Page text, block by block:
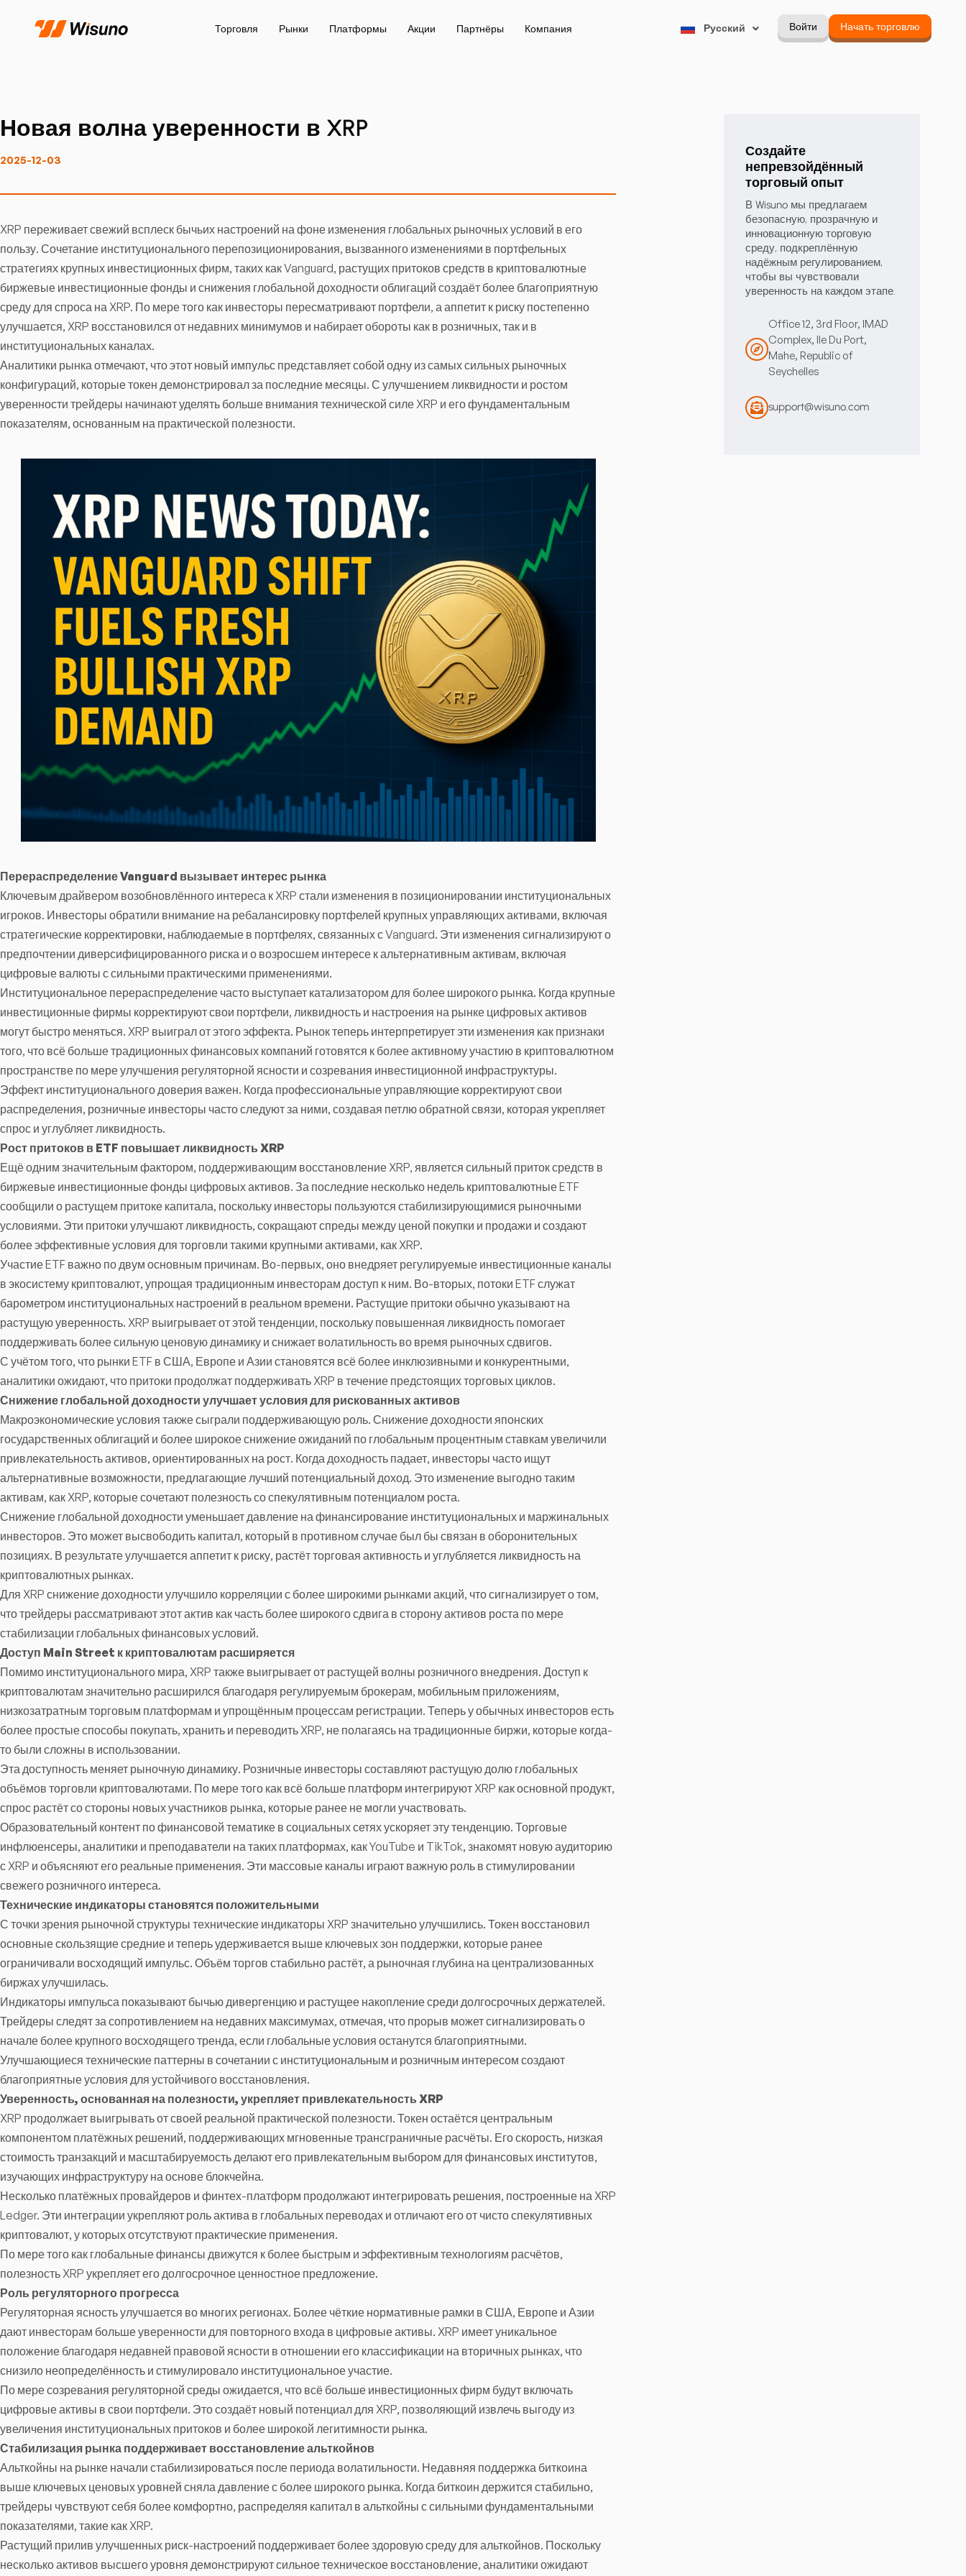
Торговля Рынки Платформы Акции Партнёры Компания Русский
Português Войти Начать торговлю
Новая волна уверенности в XRP
2025-12-03
XRP переживает свежий всплеск бычьих настроений на фоне изменения глобальных рыночных условий в его
пользу. Сочетание институционального перепозиционирования, вызванного изменениями в портфельных
стратегиях крупных инвестиционных фирм, таких как Vanguard, растущих притоков средств в криптовалютные
биржевые инвестиционные фонды и снижения глобальной доходности облигаций создаёт более благоприятную
среду для спроса на XRP. По мере того как инвесторы пересматривают портфели, а аппетит к риску постепенно
улучшается, XRP восстановился от недавних минимумов и набирает обороты как в розничных, так и в
институциональных каналах.
Аналитики рынка отмечают, что этот новый импульс представляет собой одну из самых сильных рыночных
конфигураций, которые токен демонстрировал за последние месяцы. С улучшением ликвидности и ростом
уверенности трейдеры начинают уделять больше внимания технической силе XRP и его фундаментальным
показателям, основанным на практической полезности.
Перераспределение Vanguard вызывает интерес рынка
Ключевым драйвером возобновлённого интереса к XRP стали изменения в позиционировании институциональных
игроков. Инвесторы обратили внимание на ребалансировку портфелей крупных управляющих активами, включая
стратегические корректировки, наблюдаемые в портфелях, связанных с Vanguard. Эти изменения сигнализируют о
предпочтении диверсифицированного риска и о возросшем интересе к альтернативным активам, включая
цифровые валюты с сильными практическими применениями.
Институциональное перераспределение часто выступает катализатором для более широкого рынка. Когда крупные
инвестиционные фирмы корректируют свои портфели, ликвидность и настроения на рынке цифровых активов
могут быстро меняться. XRP выиграл от этого эффекта. Рынок теперь интерпретирует эти изменения как признаки
того, что всё больше традиционных финансовых компаний готовятся к более активному участию в криптовалютном
пространстве по мере улучшения регуляторной ясности и созревания инвестиционной инфраструктуры.
Эффект институционального доверия важен. Когда профессиональные управляющие корректируют свои
распределения, розничные инвесторы часто следуют за ними, создавая петлю обратной связи, которая укрепляет
спрос и углубляет ликвидность.
Рост притоков в ETF повышает ликвидность XRP
Ещё одним значительным фактором, поддерживающим восстановление XRP, является сильный приток средств в
биржевые инвестиционные фонды цифровых активов. За последние несколько недель криптовалютные ETF
сообщили о растущем притоке капитала, поскольку инвесторы пользуются стабилизирующимися рыночными
условиями. Эти притоки улучшают ликвидность, сокращают спреды между ценой покупки и продажи и создают
более эффективные условия для торговли такими крупными активами, как XRP.
Участие ETF важно по двум основным причинам. Во-первых, оно внедряет регулируемые инвестиционные каналы
в экосистему криптовалют, упрощая традиционным инвесторам доступ к ним. Во-вторых, потоки ETF служат
барометром институциональных настроений в реальном времени. Растущие притоки обычно указывают на
растущую уверенность. XRP выигрывает от этой тенденции, поскольку повышенная ликвидность помогает
поддерживать более сильную ценовую динамику и снижает волатильность во время рыночных сдвигов.
С учётом того, что рынки ETF в США, Европе и Азии становятся всё более инклюзивными и конкурентными,
аналитики ожидают, что притоки продолжат поддерживать XRP в течение предстоящих торговых циклов.
Снижение глобальной доходности улучшает условия для рискованных активов
Макроэкономические условия также сыграли поддерживающую роль. Снижение доходности японских
государственных облигаций и более широкое снижение ожиданий по глобальным процентным ставкам увеличили
привлекательность активов, ориентированных на рост. Когда доходность падает, инвесторы часто ищут
альтернативные возможности, предлагающие лучший потенциальный доход. Это изменение выгодно таким
активам, как XRP, которые сочетают полезность со спекулятивным потенциалом роста.
Снижение глобальной доходности уменьшает давление на финансирование институциональных и маржинальных
инвесторов. Это может высвободить капитал, который в противном случае был бы связан в оборонительных
позициях. В результате улучшается аппетит к риску, растёт торговая активность и углубляется ликвидность на
криптовалютных рынках.
Для XRP снижение доходности улучшило корреляции с более широкими рынками акций, что сигнализирует о том,
что трейдеры рассматривают этот актив как часть более широкого сдвига в сторону активов роста по мере
стабилизации глобальных финансовых условий.
Доступ Main Street к криптовалютам расширяется
Помимо институционального мира, XRP также выигрывает от растущей волны розничного внедрения. Доступ к
криптовалютам значительно расширился благодаря регулируемым брокерам, мобильным приложениям,
низкозатратным торговым платформам и упрощённым процессам регистрации. Теперь у обычных инвесторов есть
более простые способы покупать, хранить и переводить XRP, не полагаясь на традиционные биржи, которые когда-
то были сложны в использовании.
Эта доступность меняет рыночную динамику. Розничные инвесторы составляют растущую долю глобальных
объёмов торговли криптовалютами. По мере того как всё больше платформ интегрируют XRP как основной продукт,
спрос растёт со стороны новых участников рынка, которые ранее не могли участвовать.
Образовательный контент по финансовой тематике в социальных сетях ускоряет эту тенденцию. Торговые
инфлюенсеры, аналитики и преподаватели на таких платформах, как YouTube и TikTok, знакомят новую аудиторию
с XRP и объясняют его реальные применения. Эти массовые каналы играют важную роль в стимулировании
свежего розничного интереса.
Технические индикаторы становятся положительными
С точки зрения рыночной структуры технические индикаторы XRP значительно улучшились. Токен восстановил
основные скользящие средние и теперь удерживается выше ключевых зон поддержки, которые ранее
ограничивали восходящий импульс. Объём торгов стабильно растёт, а рыночная глубина на централизованных
биржах улучшилась.
Индикаторы импульса показывают бычью дивергенцию и растущее накопление среди долгосрочных держателей.
Трейдеры следят за сопротивлением на недавних максимумах, отмечая, что прорыв может сигнализировать о
начале более крупного восходящего тренда, если глобальные условия останутся благоприятными.
Улучшающиеся технические паттерны в сочетании с институциональным и розничным интересом создают
благоприятные условия для устойчивого восстановления.
Уверенность, основанная на полезности, укрепляет привлекательность XRP
XRP продолжает выигрывать от своей реальной практической полезности. Токен остаётся центральным
компонентом платёжных решений, поддерживающих мгновенные трансграничные расчёты. Его скорость, низкая
стоимость транзакций и масштабируемость делают его привлекательным выбором для финансовых институтов,
изучающих инфраструктуру на основе блокчейна.
Несколько платёжных провайдеров и финтех-платформ продолжают интегрировать решения, построенные на XRP
Ledger. Эти интеграции укрепляют роль актива в глобальных переводах и отличают его от чисто спекулятивных
криптовалют, у которых отсутствуют практические применения.
По мере того как глобальные финансы движутся к более быстрым и эффективным технологиям расчётов,
полезность XRP укрепляет его долгосрочное ценностное предложение.
Роль регуляторного прогресса
Регуляторная ясность улучшается во многих регионах. Более чёткие нормативные рамки в США, Европе и Азии
дают инвесторам больше уверенности для повторного входа в цифровые активы. XRP имеет уникальное
положение благодаря недавней правовой ясности в отношении его классификации на вторичных рынках, что
снизило неопределённость и стимулировало институциональное участие.
По мере созревания регуляторной среды ожидается, что всё больше инвестиционных фирм будут включать
цифровые активы в свои портфели. Это создаёт новый потенциал для XRP, позволяющий извлечь выгоду из
увеличения институциональных притоков и более широкой легитимности рынка.
Стабилизация рынка поддерживает восстановление альткойнов
Альткойны на рынке начали стабилизироваться после периода волатильности. Недавняя поддержка биткоина
выше ключевых ценовых уровней сняла давление с более широкого рынка. Когда биткоин держится стабильно,
трейдеры чувствуют себя более комфортно, распределяя капитал в альткойны с сильными фундаментальными
показателями, такие как XRP.
Растущий прилив улучшенных риск-настроений поддерживает более здоровую среду для альткойнов. Поскольку
несколько активов высшего уровня демонстрируют сильное техническое восстановление, аналитики ожидают
Создайте
непревзойдённый
торговый опыт
В Wisuno мы предлагаем
безопасную, прозрачную и
инновационную торговую
среду, подкреплённую
надёжным регулированием,
чтобы вы чувствовали
уверенность на каждом этапе.
Office 12, 3rd Floor, IMAD
Complex, Ile Du Port,
Mahe, Republic of
Seychelles
support@wisuno.com